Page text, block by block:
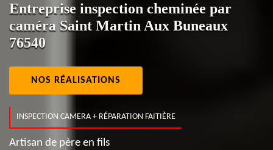
Entreprise inspection cheminée par
caméra Saint Martin Aux Buneaux
76540
NOS RÉALISATIONS
INSPECTION CAMERA + RÉPARATION FAITIÈRE
Artisan de père en fils